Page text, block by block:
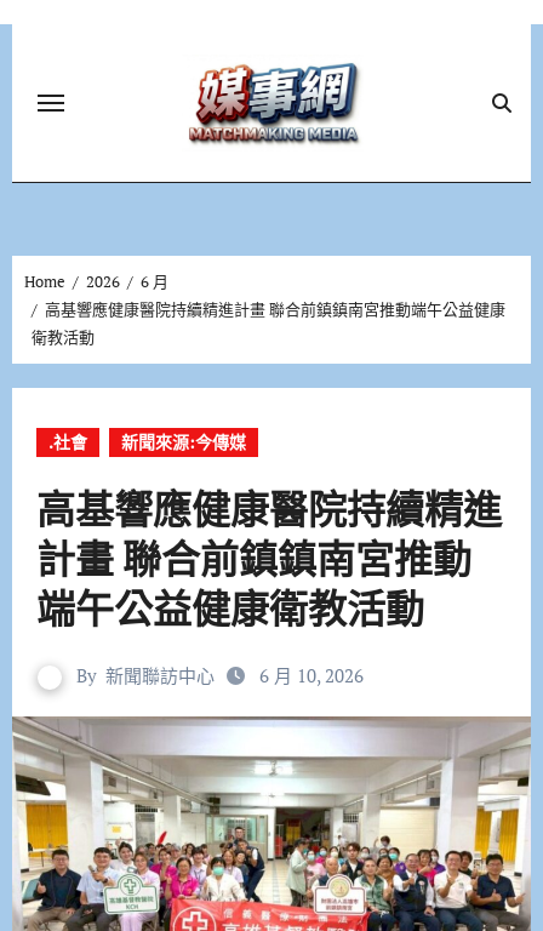
Home 2026
6 月
高基響應健康醫院持續精進計畫 聯合前鎮鎮南宮推動端午公益健康
衛教活動
.社會 新聞來源:今傳媒
高基響應健康醫院持續精進
計畫 聯合前鎮鎮南宮推動
端午公益健康衛教活動
By 新聞聯訪中心 6 月 10, 2026